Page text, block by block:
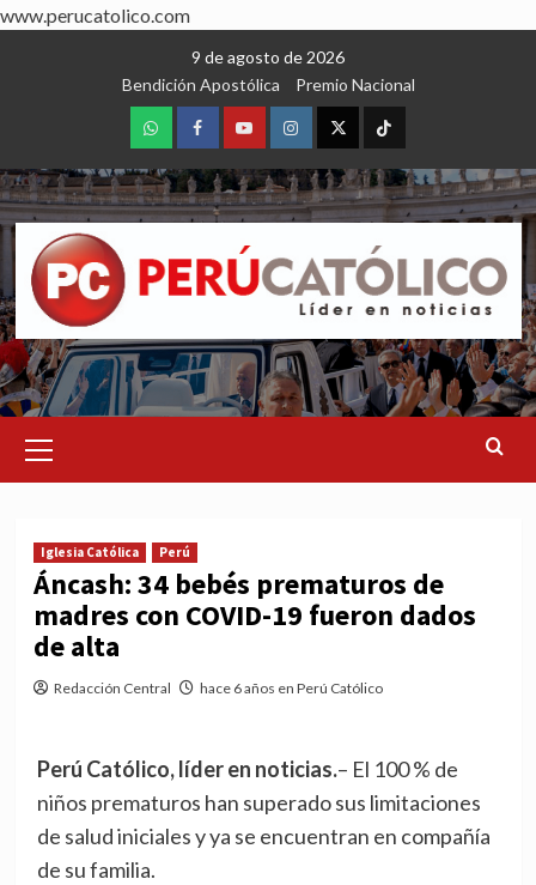
www.perucatolico.com
9 de agosto de 2026
Bendición Apostólica
Premio Nacional
WhatsAppFacebookYoutubeInstagram
X TikTok
Menu
Iglesia Católica Perú
Áncash: 34 bebés prematuros de
madres con COVID-19 fueron dados
de alta
Redacción Central hace 6 años en Perú Católico
Perú Católico, líder en noticias.– El 100 % de
niños prematuros han superado sus limitaciones
de salud iniciales y ya se encuentran en compañía
de su familia.